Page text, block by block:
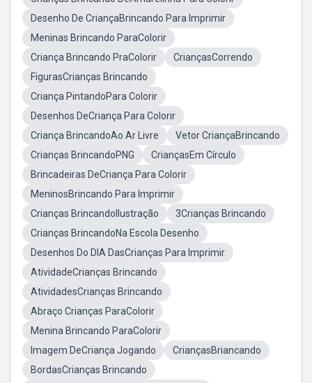
Desenho De CriançaBrincando Para Imprimir
Meninas Brincando ParaColorir
Criança Brincando PraColorir
CriançasCorrendo
FigurasCrianças Brincando
Criança PintandoPara Colorir
Desenhos DeCriança Para Colorir
Criança BrincandoAo Ar Livre
Vetor CriançaBrincando
Crianças BrincandoPNG
CriançasEm Círculo
Brincadeiras DeCriança Para Colorir
MeninosBrincando Para Imprimir
Crianças BrincandoIlustração
3Crianças Brincando
Crianças BrincandoNa Escola Desenho
Desenhos Do DIA DasCrianças Para Imprimir
AtividadeCrianças Brincando
AtividadesCrianças Brincando
Abraço Crianças ParaColorir
Menina Brincando ParaColorir
Imagem DeCriança Jogando
CriançasBriancando
BordasCrianças Brincando